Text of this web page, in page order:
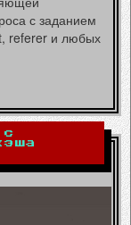
с заданием
referer и любых